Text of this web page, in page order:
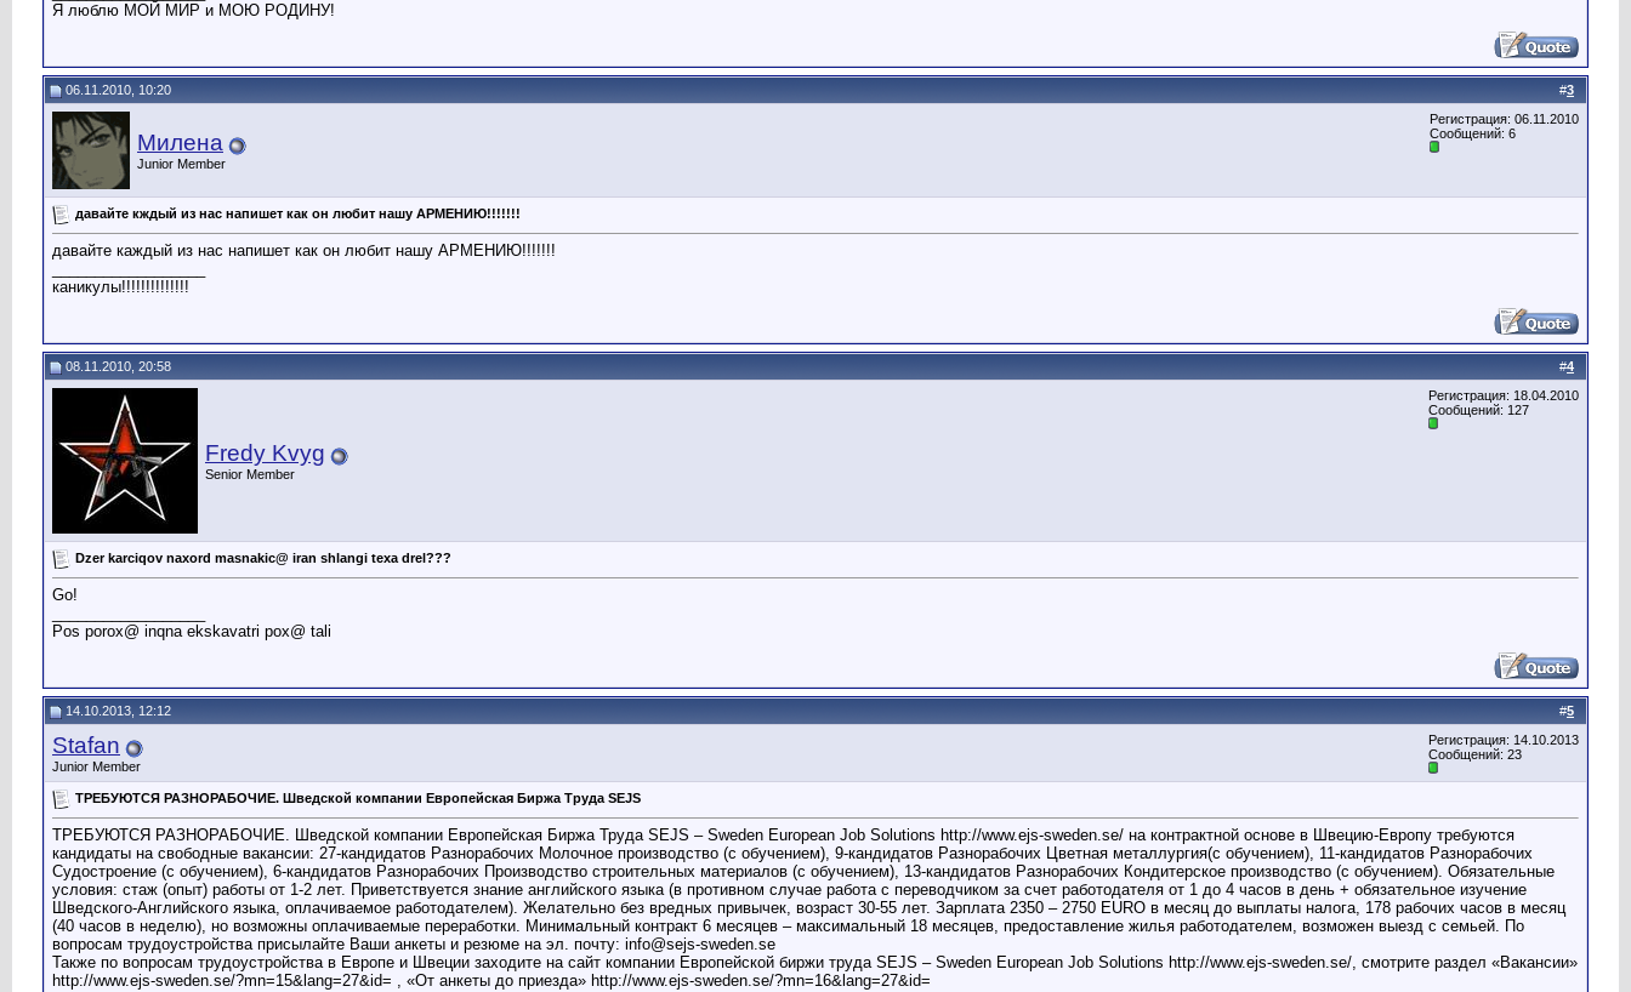
Я люблю МОЙ МИР и МОЮ РОДИНУ!
#3
06.11.2010, 10:20
Милена
Junior Member
Регистрация: 06.11.2010
Сообщений: 6
давайте кждый из нас напишет как он любит нашу АРМЕНИЮ!!!!!!!
давайте каждый из нас напишет как он любит нашу АРМЕНИЮ!!!!!!!
каникулы!!!!!!!!!!!!!!
#4
08.11.2010, 20:58
Fredy Kvyg
Senior Member
Регистрация: 18.04.2010
Сообщений: 127
Dzer karciqov naxord masnakic@ iran shlangi texa drel???
Go!
Pos porox@ inqna ekskavatri pox@ tali
#5
14.10.2013, 12:12
Stafan
Junior Member
Регистрация: 14.10.2013
Сообщений: 23
ТРЕБУЮТСЯ РАЗНОРАБОЧИЕ. Шведской компании Европейская Биржа Труда SEJS
ТРЕБУЮТСЯ РАЗНОРАБОЧИЕ. Шведской компании Европейская Биржа Труда SEJS – Sweden European Job Solutions http://www.ejs-sweden.se/ на контрактной основе в Швецию-Европу требуются
кандидаты на свободные вакансии: 27-кандидатов Разнорабочих Молочное производство (с обучением), 9-кандидатов Разнорабочих Цветная металлургия(с обучением), 11-кандидатов Разнорабочих
Судостроение (с обучением), 6-кандидатов Разнорабочих Производство строительных материалов (с обучением), 13-кандидатов Разнорабочих Кондитерское производство (с обучением). Обязательные
условия: стаж (опыт) работы от 1-2 лет. Приветствуется знание английского языка (в противном случае работа с переводчиком за счет работодателя от 1 до 4 часов в день + обязательное изучение
Шведского-Английского языка, оплачиваемое работодателем). Желательно без вредных привычек, возраст 30-55 лет. Зарплата 2350 – 2750 EURO в месяц до выплаты налога, 178 рабочих часов в месяц
(40 часов в неделю), но возможны оплачиваемые переработки. Минимальный контракт 6 месяцев – максимальный 18 месяцев, предоставление жилья работодателем, возможен выезд с семьей. По
вопросам трудоустройства присылайте Ваши анкеты и резюме на эл. почту: info@sejs-sweden.se
Также по вопросам трудоустройства в Европе и Швеции заходите на сайт компании Европейской биржи труда SEJS – Sweden European Job Solutions http://www.ejs-sweden.se/, смотрите раздел «Вакансии»
http://www.ejs-sweden.se/?mn=15&lang=27&id= , «От анкеты до приезда» http://www.ejs-sweden.se/?mn=16&lang=27&id=